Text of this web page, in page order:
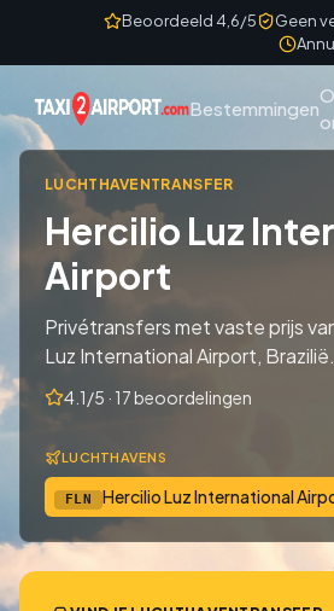
Skip to contentBeoordeeld 4,6/5 Geen
Bestemmingen
LUCHTHAVENTRANSFER
Hercilio Luz
Airport
Privétransfers met vaste prijs
Luz International Airport, Brazilië.
4.1/5 · 17 beoordelingen
LUCHTHAVENS
FLN Hercilio Luz International